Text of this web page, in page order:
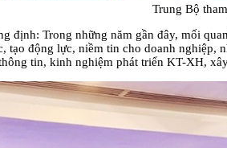
Trung Bộ
định: Trong những năm gần đây, mối
động lực, niềm tin cho doanh
tin, kinh nghiệm phát triển KT-XH,